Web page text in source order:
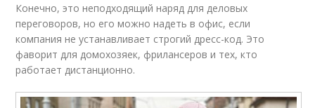
Конечно, это неподходящий наряд для деловых
переговоров, но его можно надеть в офис, если
компания не устанавливает строгий дресс-код. Это
фаворит для домохозяек, фрилансеров и тех, кто
работает дистанционно.